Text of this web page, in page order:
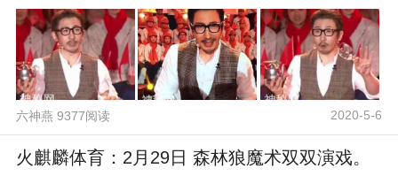
六神燕 9377阅读 2020-5-6
火麒麟体育：2月29日 森林狼魔术双双演戏。